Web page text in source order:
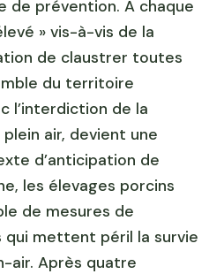
de prévention. A chaque
» vis-à-vis de la
de claustrer toutes
du territoire
l’interdiction de la
air, devient une
d’anticipation de
les élevages porcins
de mesures de
mettent péril la survie
air. Après quatre